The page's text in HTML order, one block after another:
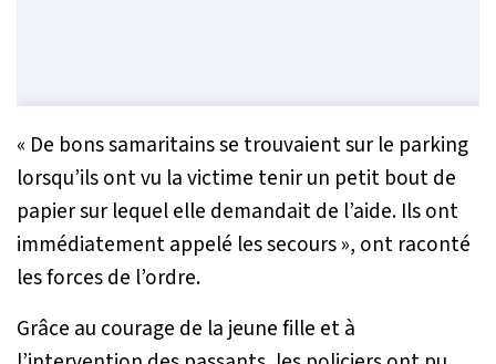
« De bons samaritains se trouvaient sur le parking
lorsqu’ils ont vu la victime tenir un petit bout de
papier sur lequel elle demandait de l’aide. Ils ont
immédiatement appelé les secours», ont raconté
les forces de l’ordre.
Grâce au courage de la jeune fille et à